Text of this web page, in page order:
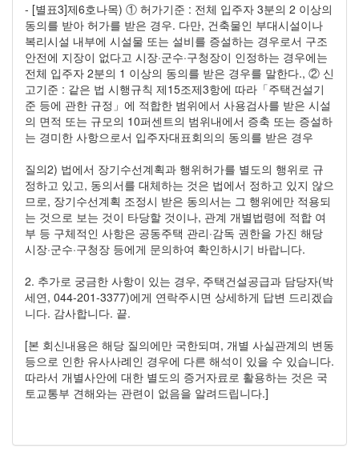
- [별표3]제6호나목) ① 허가기준 : 전체 입주자 3분의 2 이상의
동의를 받아 허가를 받은 경우. 다만, 건축물인 부대시설이나
복리시설 내부에 시설물 또는 설비를 증설하는 경우로서 구조
안전에 지장이 없다고 시장·군수·구청장이 인정하는 경우에는
전체 입주자 2분의 1 이상의 동의를 받은 경우를 말한다., ② 신
고기준 : 같은 법 시행규칙 제15조제3항에 따라「주택건설기
준 등에 관한 규정」에 적합한 범위에서 사용검사를 받은 시설
의 면적 또는 규모의 10퍼센트의 범위내에서 증축 또는 증설하
는 경미한 사항으로서 입주자대표회의의 동의를 받은 경우
질의2) 법에서 장기수선계획과 행위허가를 별도의 행위로 규
정하고 있고, 동의서를 대체하는 것은 법에서 정하고 있지 않으
므로, 장기수선계획 조정시 받은 동의서는 그 행위에만 적용되
는 것으로 보는 것이 타당할 것이나, 관계 개별법령에 적합 여
부 등 구체적인 사항은 공동주택 관리·감독 권한을 가진 해당
시장·군수·구청장 등에게 문의하여 확인하시기 바랍니다.
2. 추가로 궁금한 사항이 있는 경우, 주택건설공급과 담당자(박
세연, 044-201-3377)에게 연락주시면 상세하게 답변 드리겠습
니다. 감사합니다. 끝.
[본 회신내용은 해당 질의에만 국한되며, 개별 사실관계의 변동
등으로 인한 유사사례인 경우에 다른 해석이 있을 수 있습니다.
따라서 개별사안에 대한 별도의 증거자료로 활용하는 것은 국
토교통부 견해와는 관련이 없음을 알려드립니다.]